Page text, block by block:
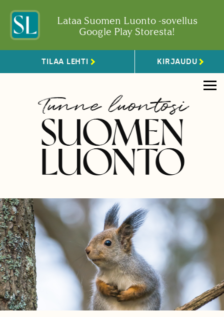
Lataa Suomen Luonto -sovellus
Google Play Storesta!
TILAA LEHTI KIRJAUDU